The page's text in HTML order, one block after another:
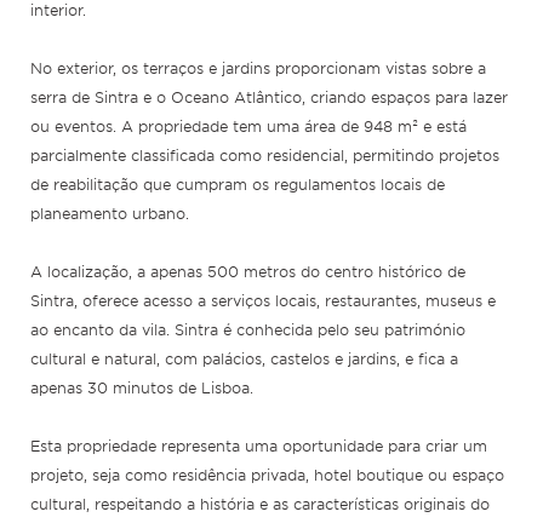
interior.
No exterior, os terraços e jardins proporcionam vistas sobre a
serra de Sintra e o Oceano Atlântico, criando espaços para lazer
ou eventos. A propriedade tem uma área de 948 m² e está
parcialmente classificada como residencial, permitindo projetos
de reabilitação que cumpram os regulamentos locais de
planeamento urbano.
A localização, a apenas 500 metros do centro histórico de
Sintra, oferece acesso a serviços locais, restaurantes, museus e
ao encanto da vila. Sintra é conhecida pelo seu património
cultural e natural, com palácios, castelos e jardins, e fica a
apenas 30 minutos de Lisboa.
Esta propriedade representa uma oportunidade para criar um
projeto, seja como residência privada, hotel boutique ou espaço
cultural, respeitando a história e as características originais do